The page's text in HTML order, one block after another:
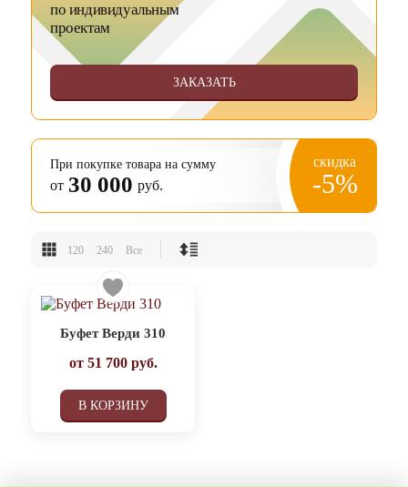
по индивидуальным
проектам
ЗАКАЗАТЬ
При покупке товара на сумму
от 30 000 руб.
скидка
-5%
120 240 Все
Буфет Верди 310
от 51 700руб.
В КОРЗИНУ